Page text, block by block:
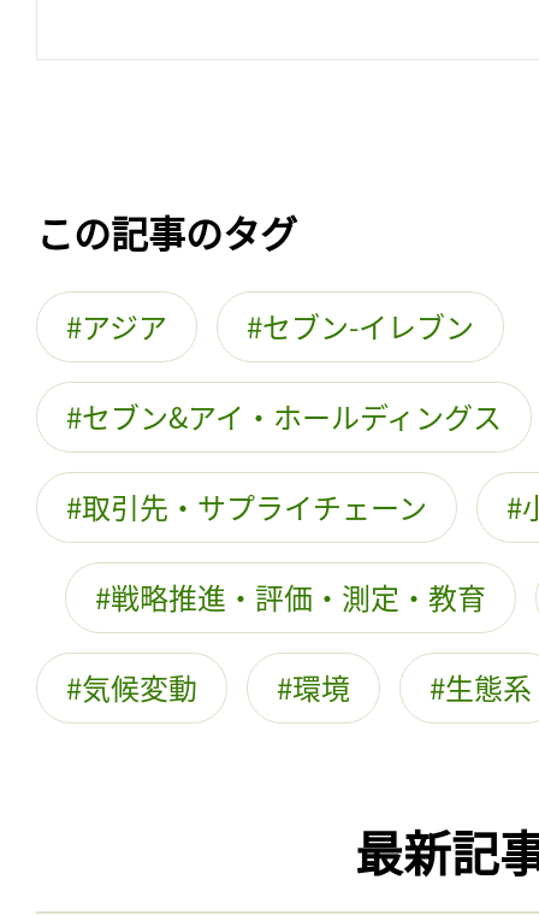
この記事のタグ
アジア セブン-イレブン
セブン&アイ・ホールディングス
取引先・サプライチェーン
戦略推進・評価・測定・教育
気候変動 環境 生態系
最新記